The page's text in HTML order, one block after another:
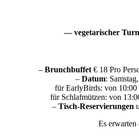
— vegetarischer
– Brunchbuffet€ 18 Pro
– Datum:
für EarlyBirds: von
für Schlafmützen: von
– Tisch-Reservierungen
Es erwarten